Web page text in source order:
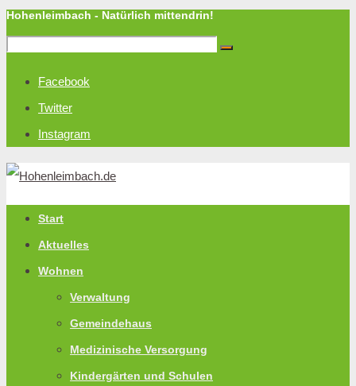
Hohenleimbach - Natürlich mittendrin!
Facebook
Twitter
Instagram
Start
Aktuelles
Wohnen
Verwaltung
Gemeindehaus
Medizinische Versorgung
Kindergärten und Schulen